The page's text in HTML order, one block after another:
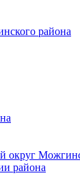
района
района